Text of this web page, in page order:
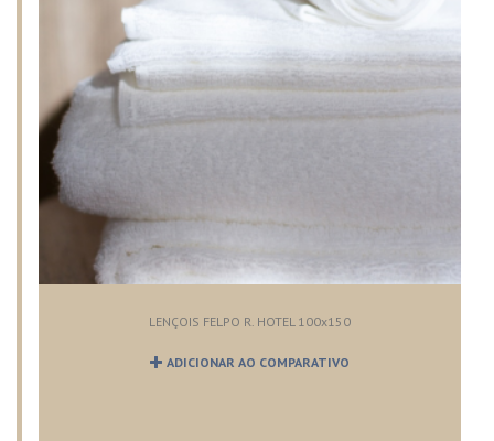
LENÇOIS FELPO R. HOTEL 100x150
ADICIONAR AO COMPARATIVO